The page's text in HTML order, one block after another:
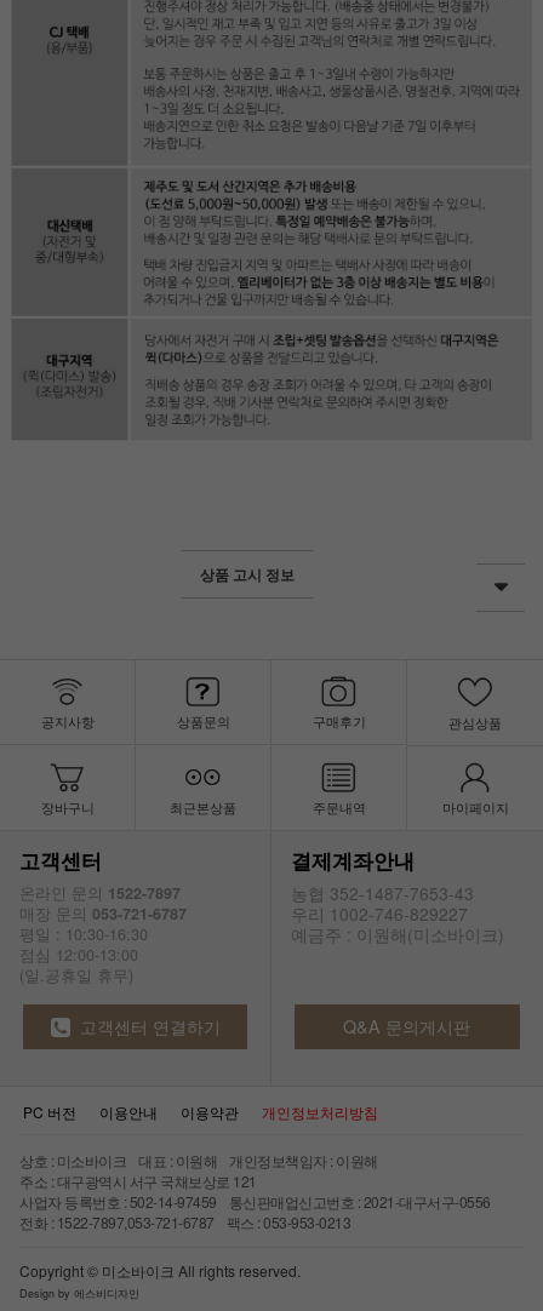
상품 고시 정보
공지사항 상품문의 구매후기 관심상품
장바구니 최근본상품 주문내역 마이페이지
고객센터
온라인 문의 1522-7897
매장 문의 053-721-6787
평일 : 10:30-16:30
점심 12:00-13:00
(일.공휴일 휴무)
결제계좌안내
농협 352-1487-7653-43
우리 1002-746-829227
예금주 : 이원해(미소바이크)
고객센터 연결하기 Q&A 문의게시판
PC 버전 이용안내 이용약관 개인정보처리방침
상호 : 미소바이크 대표 : 이원해 개인정보책임자 : 이원해
주소 : 대구광역시 서구 국채보상로 121
사업자 등록번호 : 502-14-97459 통신판매업신고번호 : 2021-대구서구-0556
전화 : 1522-7897,053-721-6787 팩스 : 053-953-0213
Copyright © 미소바이크 All rights reserved.
Design by 에스비디자인